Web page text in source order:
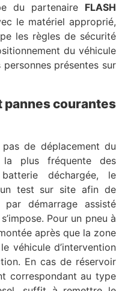
du partenaire FLASH
le matériel approprié,
les règles de sécurité
du véhicule
présentes sur
pannes courantes
de déplacement du
plus fréquente des
déchargée, le
test sur site afin de
démarrage assisté
Pour un pneu à
après que la zone
véhicule d’intervention
En cas de réservoir
correspondant au type